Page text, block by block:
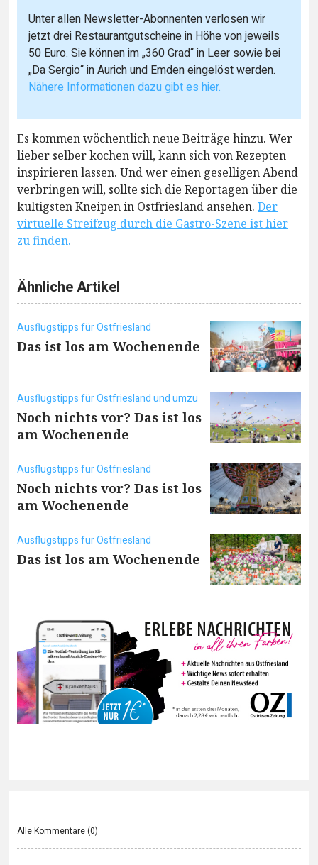
Unter allen Newsletter-Abonnenten verlosen wir
jetzt drei Restaurantgutscheine in Höhe von jeweils
50 Euro. Sie können im „360 Grad“ in Leer sowie bei
„Da Sergio“ in Aurich und Emden eingelöst werden.
Nähere Informationen dazu gibt es hier.
Es kommen wöchentlich neue Beiträge hinzu. Wer
lieber selber kochen will, kann sich von Rezepten
inspirieren lassen. Und wer einen geselligen Abend
verbringen will, sollte sich die Reportagen über die
kultigsten Kneipen in Ostfriesland ansehen. Der
virtuelle Streifzug durch die Gastro-Szene ist hier
zu finden.
Ähnliche Artikel
Ausflugstipps für Ostfriesland
Das ist los am Wochenende
Ausflugstipps für Ostfriesland und umzu
Noch nichts vor? Das ist los
am Wochenende
Ausflugstipps für Ostfriesland
Noch nichts vor? Das ist los
am Wochenende
Ausflugstipps für Ostfriesland
Das ist los am Wochenende
Alle Kommentare (0)